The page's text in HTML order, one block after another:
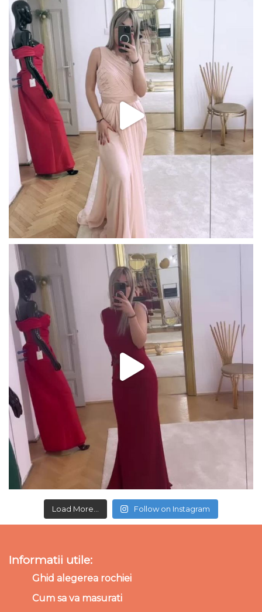
Load More... Follow on Instagram
Informatii utile:
Ghid alegerea rochiei
Cum sa va masurati